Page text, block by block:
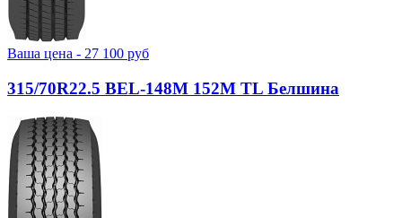
Ваша цена - 27 100 руб
315/70R22.5 BEL-148М 152M TL Белшина